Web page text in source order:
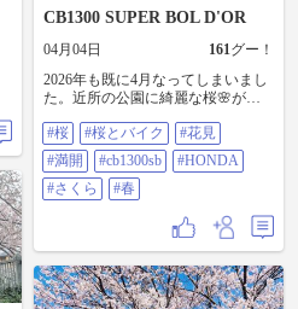
CB1300 SUPER BOL D'OR
04月04日 161グー！
2026年も既に4月なってしまいまし
た。近所の公園に綺麗な桜🌸が咲
す。 #桜 #桜とバイク #花見 #満開
#cb1300sb #HONDA #さくら #春
#桜 #桜とバイク
#花見
#満開
#cb1300sb
#HONDA
#さくら
#春